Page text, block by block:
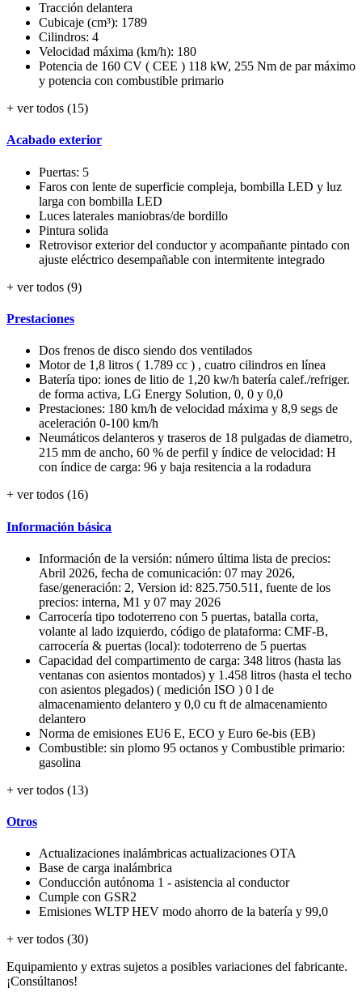
Tracción delantera
Cubicaje (cm³): 1789
Cilindros: 4
Velocidad máxima (km/h): 180
Potencia de 160 CV ( CEE ) 118 kW, 255 Nm de par máximo
y potencia con combustible primario
+ ver todos (15)
Acabado exterior
Puertas: 5
Faros con lente de superficie compleja, bombilla LED y luz
larga con bombilla LED
Luces laterales maniobras/de bordillo
Pintura solida
Retrovisor exterior del conductor y acompañante pintado con
ajuste eléctrico desempañable con intermitente integrado
+ ver todos (9)
Prestaciones
Dos frenos de disco siendo dos ventilados
Motor de 1,8 litros ( 1.789 cc ) , cuatro cilindros en línea
Batería tipo: iones de litio de 1,20 kw/h batería calef./refriger.
de forma activa, LG Energy Solution, 0, 0 y 0,0
Prestaciones: 180 km/h de velocidad máxima y 8,9 segs de
aceleración 0-100 km/h
Neumáticos delanteros y traseros de 18 pulgadas de diametro,
215 mm de ancho, 60 % de perfil y índice de velocidad: H
con índice de carga: 96 y baja resitencia a la rodadura
+ ver todos (16)
Información básica
Información de la versión: número última lista de precios:
Abril 2026, fecha de comunicación: 07 may 2026,
fase/generación: 2, Version id: 825.750.511, fuente de los
precios: interna, M1 y 07 may 2026
Carrocería tipo todoterreno con 5 puertas, batalla corta,
volante al lado izquierdo, código de plataforma: CMF-B,
carrocería & puertas (local): todoterreno de 5 puertas
Capacidad del compartimento de carga: 348 litros (hasta las
ventanas con asientos montados) y 1.458 litros (hasta el techo
con asientos plegados) ( medición ISO ) 0 l de
almacenamiento delantero y 0,0 cu ft de almacenamiento
delantero
Norma de emisiones EU6 E, ECO y Euro 6e-bis (EB)
Combustible: sin plomo 95 octanos y Combustible primario:
gasolina
+ ver todos (13)
Otros
Actualizaciones inalámbricas actualizaciones OTA
Base de carga inalámbrica
Conducción autónoma 1 - asistencia al conductor
Cumple con GSR2
Emisiones WLTP HEV modo ahorro de la batería y 99,0
+ ver todos (30)
Equipamiento y extras sujetos a posibles variaciones del fabricante.
¡Consúltanos!